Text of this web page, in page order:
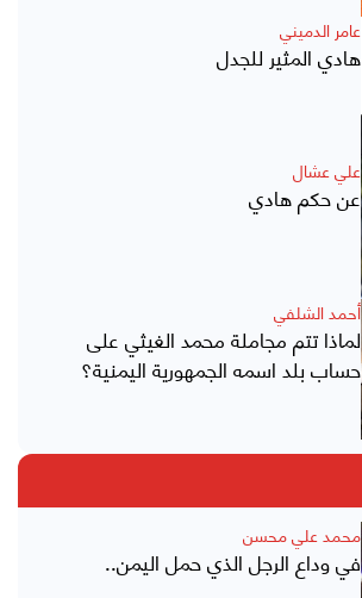
عامر الدميني
هادي المثير للجدل
علي عشال
عن حكم هادي
أحمد الشلفي
لماذا تتم مجاملة محمد الغيثي على
حساب بلد اسمه الجمهورية اليمنية؟
محمد علي محسن
في وداع الرجل الذي حمل اليمن..